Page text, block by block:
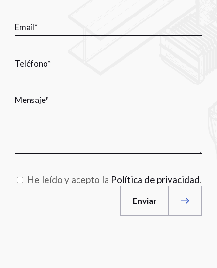
He leído y acepto la Política de privacidad.
Enviar